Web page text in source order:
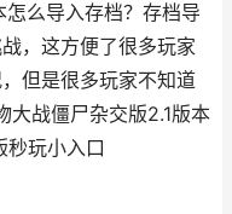
么导入存档？存档导
，这方便了很多玩家
但是很多玩家不知道
大战僵尸杂交版2.1版本
秒玩小入口